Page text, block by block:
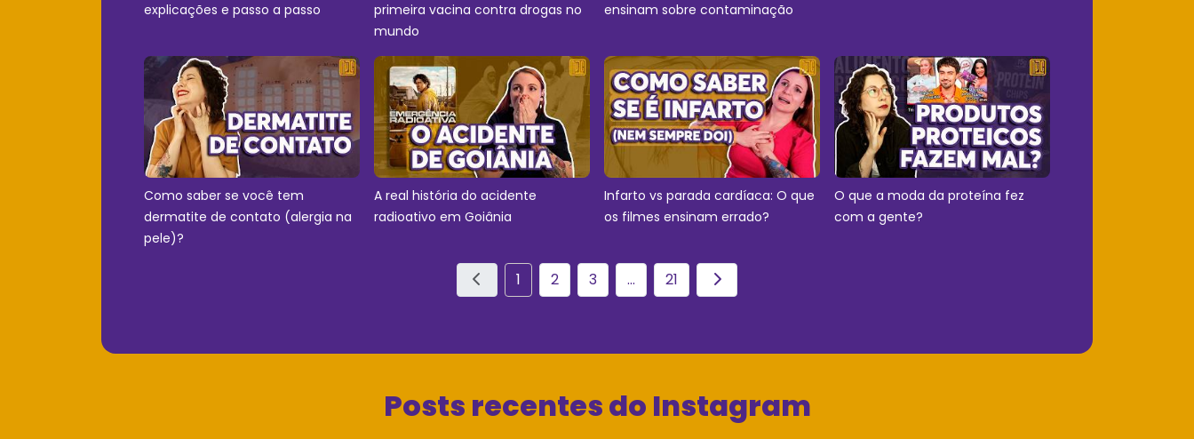
explicações e passo a passo
primeira vacina contra drogas no
mundo
ensinam sobre contaminação
Como saber se você tem
dermatite de contato (alergia na
pele)?
A real história do acidente
radioativo em Goiânia
Infarto vs parada cardíaca: O que
os filmes ensinam errado?
O que a moda da proteína fez
com a gente?
1 2 3 ... 21
Posts recentes do Instagram